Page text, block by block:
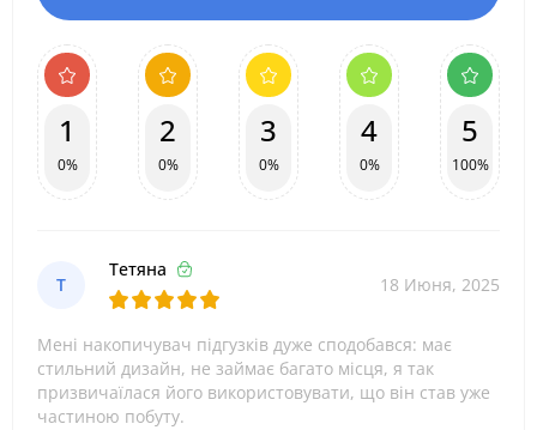
1
0%
2
0%
3
0%
4
0%
5
100%
Т
Тетяна
18 Июня, 2025
Мені накопичувач підгузків дуже сподобався: має
стильний дизайн, не займає багато місця, я так
призвичаїлася його використовувати, що він став уже
частиною побуту.